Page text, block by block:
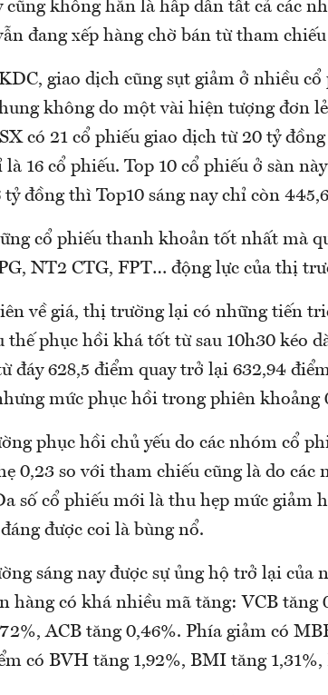
cũng không hẳn là hấp dẫn tất cả các
đang xếp hàng chờ bán từ tham
giao dịch cũng sụt giảm ở nhiều
không do một vài hiện tượng đơn
có 21 cổ phiếu giao dịch từ 20 tỷ
là 16 cổ phiếu. Top 10 cổ phiếu ở sàn
tỷ đồng thì Top10 sáng nay chỉ còn
cổ phiếu thanh khoản tốt nhất mà
NT2 CTG, FPT… động lực của thị
về giá, thị trường lại có những tiến
thế phục hồi khá tốt từ sau 10h30 kéo
đáy 628,5 điểm quay trở lại 632,94
mức phục hồi trong phiên khoảng
phục hồi chủ yếu do các nhóm cổ
0,23 so với tham chiếu cũng là do các
số cổ phiếu mới là thu hẹp mức giảm
được coi là bùng nổ.
sáng nay được sự ủng hộ trở lại của
hàng có khá nhiều mã tăng: VCB
ACB tăng 0,46%. Phía giảm có
có BVH tăng 1,92%, BMI tăng 1,31%,